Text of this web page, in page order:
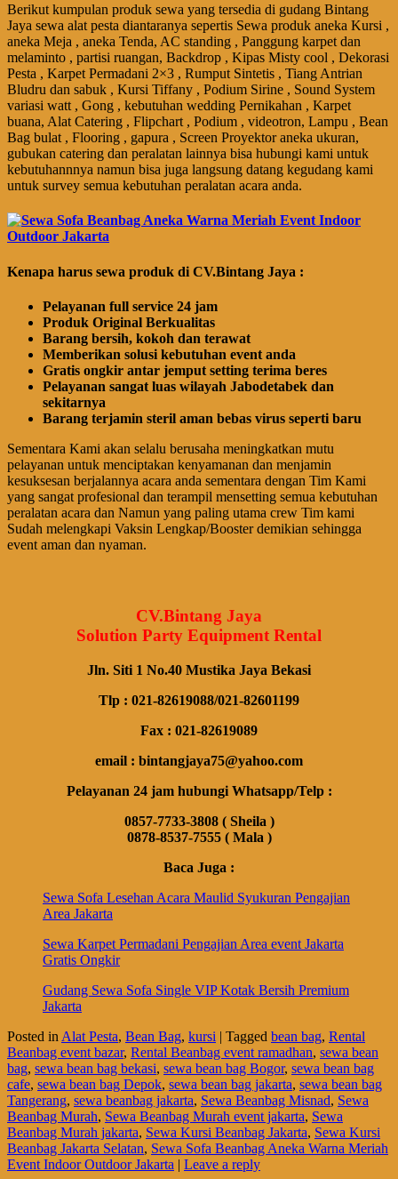
Berikut kumpulan produk sewa yang tersedia di gudang Bintang
Jaya sewa alat pesta diantaranya sepertis Sewa produk aneka Kursi ,
aneka Meja , aneka Tenda, AC standing , Panggung karpet dan
melaminto , partisi ruangan, Backdrop , Kipas Misty cool , Dekorasi
Pesta , Karpet Permadani 2×3 , Rumput Sintetis , Tiang Antrian
Bludru dan sabuk , Kursi Tiffany , Podium Sirine , Sound System
variasi watt , Gong , kebutuhan wedding Pernikahan , Karpet
buana, Alat Catering , Flipchart , Podium , videotron, Lampu , Bean
Bag bulat , Flooring , gapura , Screen Proyektor aneka ukuran,
gubukan catering dan peralatan lainnya bisa hubungi kami untuk
kebutuhannnya namun bisa juga langsung datang kegudang kami
untuk survey semua kebutuhan peralatan acara anda.
Kenapa harus sewa produk di CV.Bintang Jaya :
Pelayanan full service 24 jam
Produk Original Berkualitas
Barang bersih, kokoh dan terawat
Memberikan solusi kebutuhan event anda
Gratis ongkir antar jemput setting terima beres
Pelayanan sangat luas wilayah Jabodetabek dan
sekitarnya
Barang terjamin steril aman bebas virus seperti baru
Sementara Kami akan selalu berusaha meningkatkan mutu
pelayanan untuk menciptakan kenyamanan dan menjamin
kesuksesan berjalannya acara anda sementara dengan Tim Kami
yang sangat profesional dan terampil mensetting semua kebutuhan
peralatan acara dan Namun yang paling utama crew Tim kami
Sudah melengkapi Vaksin Lengkap/Booster demikian sehingga
event aman dan nyaman.
CV.Bintang Jaya
Solution Party Equipment Rental
Jln. Siti 1 No.40 Mustika Jaya Bekasi
Tlp : 021-82619088/021-82601199
Fax : 021-82619089
email : bintangjaya75@yahoo.com
Pelayanan 24 jam hubungi Whatsapp/Telp :
0857-7733-3808 ( Sheila )
0878-8537-7555 ( Mala )
Baca Juga :
Sewa Sofa Lesehan Acara Maulid Syukuran Pengajian
Area Jakarta
Sewa Karpet Permadani Pengajian Area event Jakarta
Gratis Ongkir
Gudang Sewa Sofa Single VIP Kotak Bersih Premium
Jakarta
Posted in Alat Pesta, Bean Bag, kursi | Tagged bean bag, Rental
Beanbag event bazar, Rental Beanbag event ramadhan, sewa bean
bag, sewa bean bag bekasi, sewa bean bag Bogor, sewa bean bag
cafe, sewa bean bag Depok, sewa bean bag jakarta, sewa bean bag
Tangerang, sewa beanbag jakarta, Sewa Beanbag Misnad, Sewa
Beanbag Murah, Sewa Beanbag Murah event jakarta, Sewa
Beanbag Murah jakarta, Sewa Kursi Beanbag Jakarta, Sewa Kursi
Beanbag Jakarta Selatan, Sewa Sofa Beanbag Aneka Warna Meriah
Event Indoor Outdoor Jakarta | Leave a reply